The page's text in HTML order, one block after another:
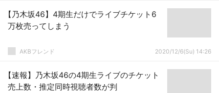
【乃木坂46】4期生だけでライブチケット6
万枚売ってしまう
AKBフレンド 2020/12/6(Su) 14:26
【速報】乃木坂46の4期生ライブのチケット
売上数・推定同時視聴者数が判